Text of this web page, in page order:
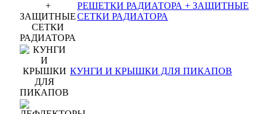
РЕШЕТКИ РАДИАТОРА + ЗАЩИТНЫЕ
СЕТКИ РАДИАТОРА
КУНГИ И КРЫШКИ ДЛЯ ПИКАПОВ